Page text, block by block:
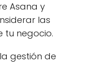
Asana y
las
tu negocio.
gestión de